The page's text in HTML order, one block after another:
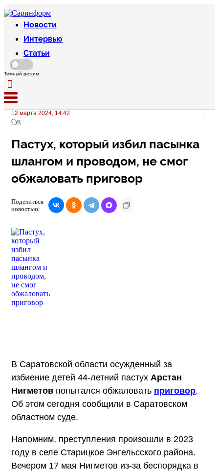
Новости
Интервью
Статьи
Темный режим
12 марта 2024, 14:42
Суд
Пастух, который избил пасынка
шлангом и проводом, не смог
обжаловать приговор
Поделиться
новостью:
В Саратовской области осужденный за
избиение детей 44-летний пастух Арстан
Нигметов попытался обжаловать приговор.
Об этом сегодня сообщили в Саратовском
областном суде.
Напомним, преступления произошли в 2023
году в селе Старицкое Энгельсского района.
Вечером 17 мая Нигметов из-за беспорядка в